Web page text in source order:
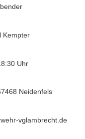
Kempter
Uhr
Neidenfels
vglambrecht.de